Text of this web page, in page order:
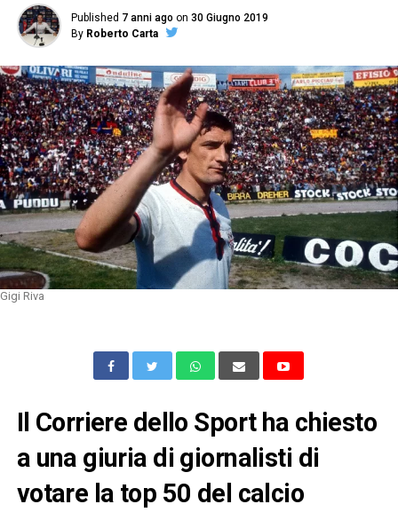
Published 7 anni ago on 30 Giugno 2019
By Roberto Carta
Gigi Riva
Il Corriere dello Sport ha chiesto
a una giuria di giornalisti di
votare la top 50 del calcio